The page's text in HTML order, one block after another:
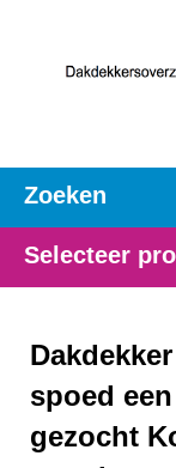
Zoeken
Selecteer
spoed
gezocht